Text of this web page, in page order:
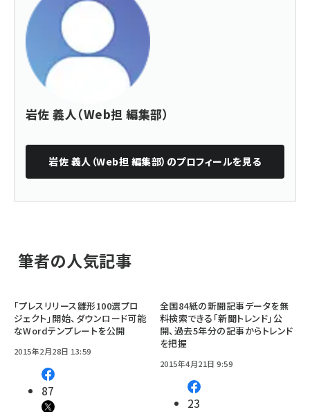
岩佐 義人（Web担 編集部）
岩佐 義人（Web担 編集部） のプロフィールを見る
筆者の人気記事
「プレスリリース雛形100選プロ
ジェクト」開始、ダウンロード可能
なWordテンプレートを公開
2015年2月28日 13:59
87
全国84紙の新聞記事データを無
料検索できる「新聞トレンド」公
開、過去5年分の記事からトレンド
を把握
2015年4月21日 9:59
23